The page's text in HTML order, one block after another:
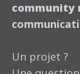
community
Un projet ?